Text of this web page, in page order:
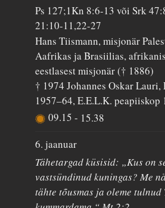
Ps 127;1Kn 8:6-13 või Srk
21:10-11,22-27
Hans Tiismann, misjonär
Aafrikas ja Brasiilias,
eestlasest misjonär († 1886)
† 1974 Johannes Oskar
1957–64, E.E.L.K. peapiiskop
09.15- 15.38
6. jaanuar
Tähetargad küsisid: „Kus on
vastsündinud kuningas? Me
tähte tõusmas ja oleme tulnud